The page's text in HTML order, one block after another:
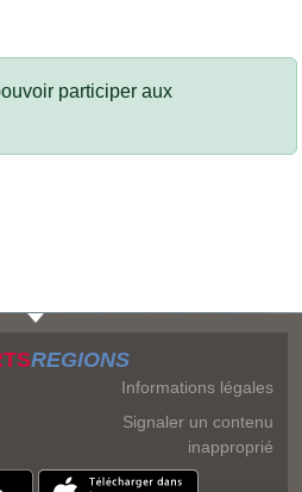
participer aux
REGIONS
Informations légales
Signaler un contenu
inapproprié